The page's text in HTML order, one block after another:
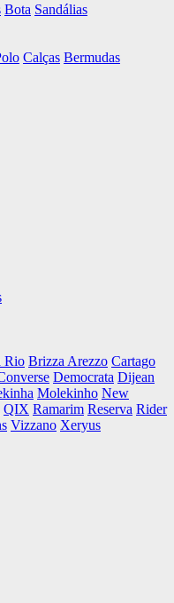
Bota Sandálias
Calças Bermudas
Rio Brizza Arezzo Cartago
Democrata Dijean
Molekinho New
QIX Ramarim Reserva Rider
Vizzano Xeryus